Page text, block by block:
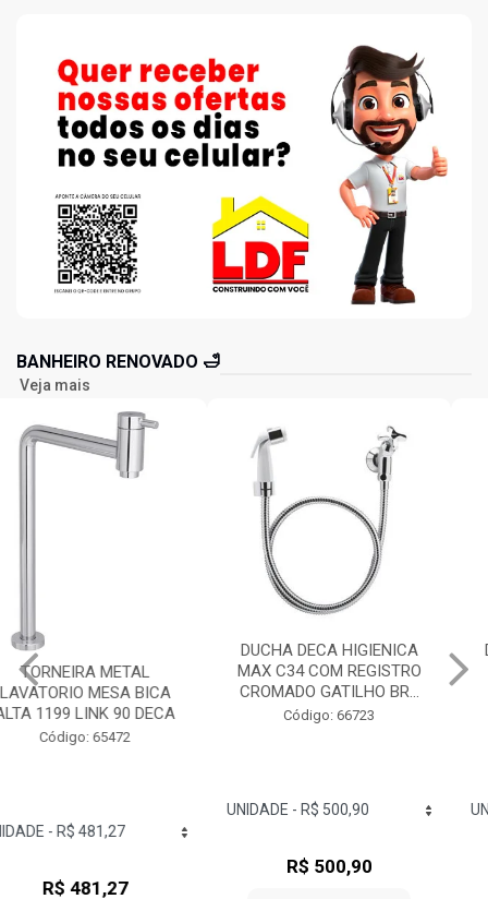
BANHEIRO RENOVADO 🛁
Veja mais
DUCHA DECA HIGIENICA
MAX C34 COM REGISTRO
CROMADO GATILHO BR...
Código: 66723
DUCHA DECA HIGIENICA
LINK COM DERIVAÇÃO
COM REGISTRO
CROMADO...
R$ 442,53